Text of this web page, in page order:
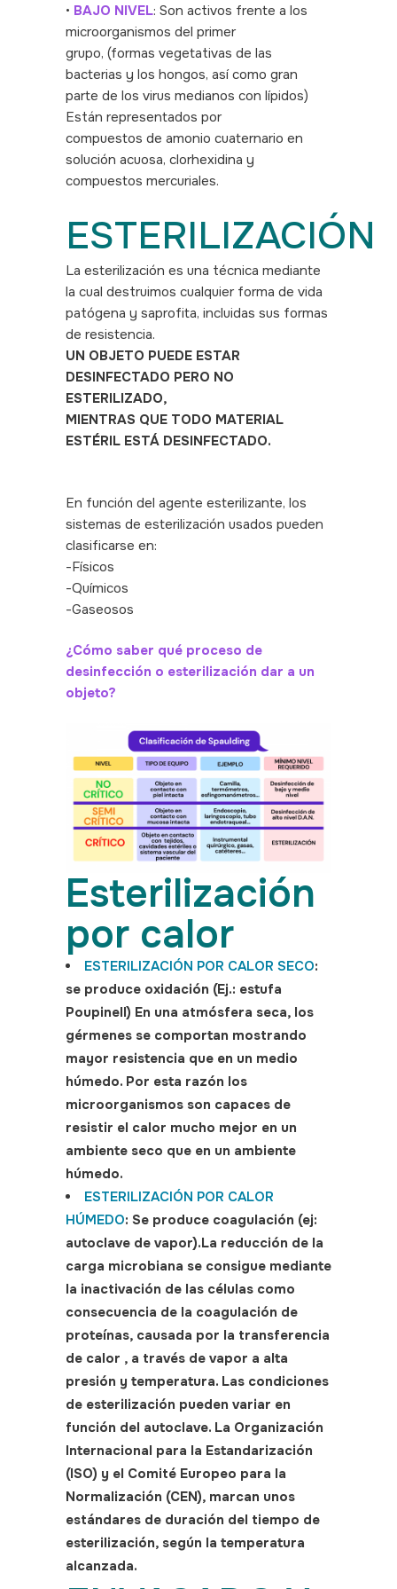
• BAJO NIVEL: Son activos frente a los
microorganismos del primer
grupo, (formas vegetativas de las
bacterias y los hongos, así como gran
parte de los virus medianos con lípidos)
Están representados por
compuestos de amonio cuaternario en
solución acuosa, clorhexidina y
compuestos mercuriales.
ESTERILIZACIÓN
La esterilización es una técnica mediante
la cual destruimos cualquier forma de vida
patógena y saprofita, incluidas sus formas
de resistencia.
UN OBJETO PUEDE ESTAR
DESINFECTADO PERO NO
ESTERILIZADO,
MIENTRAS QUE TODO MATERIAL
ESTÉRIL ESTÁ DESINFECTADO.
En función del agente esterilizante, los
sistemas de esterilización usados pueden
clasificarse en:
-Físicos
-Químicos
-Gaseosos
¿Cómo saber qué proceso de
desinfección o esterilización dar a un
objeto?
Esterilización
por calor
ESTERILIZACIÓN POR CALOR SECO:
se produce oxidación (Ej.: estufa
Poupinell) En una atmósfera seca, los
gérmenes se comportan mostrando
mayor resistencia que en un medio
húmedo. Por esta razón los
microorganismos son capaces de
resistir el calor mucho mejor en un
ambiente seco que en un ambiente
húmedo.
ESTERILIZACIÓN POR CALOR
HÚMEDO: Se produce coagulación (ej:
autoclave de vapor).La reducción de la
carga microbiana se consigue mediante
la inactivación de las células como
consecuencia de la coagulación de
proteínas, causada por la transferencia
de calor , a través de vapor a alta
presión y temperatura. Las condiciones
de esterilización pueden variar en
función del autoclave. La Organización
Internacional para la Estandarización
(ISO) y el Comité Europeo para la
Normalización (CEN), marcan unos
estándares de duración del tiempo de
esterilización, según la temperatura
alcanzada.